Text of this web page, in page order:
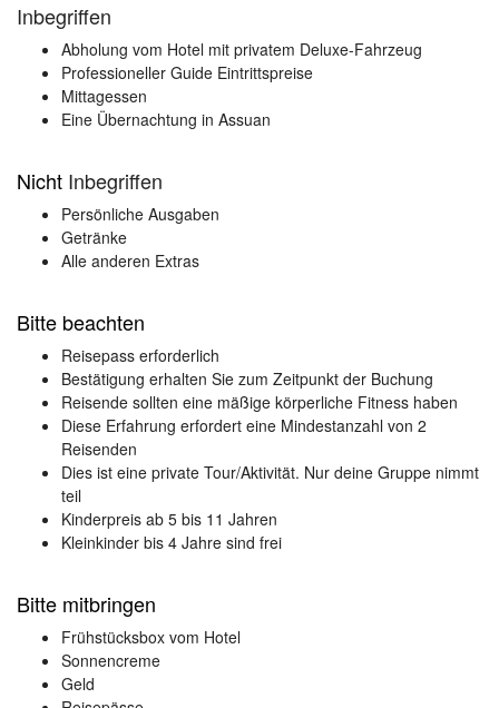
Inbegriffen
Abholung vom Hotel mit privatem Deluxe-Fahrzeug
Professioneller Guide Eintrittspreise
Mittagessen
Eine Übernachtung in Assuan
Nicht Inbegriffen
Persönliche Ausgaben
Getränke
Alle anderen Extras
Bitte beachten
Reisepass erforderlich
Bestätigung erhalten Sie zum Zeitpunkt der Buchung
Reisende sollten eine mäßige körperliche Fitness haben
Diese Erfahrung erfordert eine Mindestanzahl von 2
Reisenden
Dies ist eine private Tour/Aktivität. Nur deine Gruppe nimmt
teil
Kinderpreis ab 5 bis 11 Jahren
Kleinkinder bis 4 Jahre sind frei
Bitte mitbringen
Frühstücksbox vom Hotel
Sonnencreme
Geld